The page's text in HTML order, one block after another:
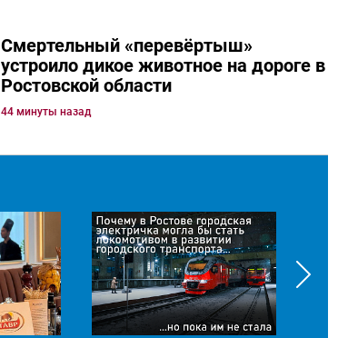
Смертельный «перевёртыш»
устроило дикое животное на дороге в
Ростовской области
44 минуты назад